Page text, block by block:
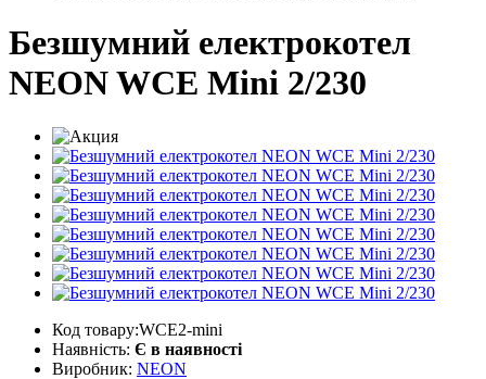
Безшумний електрокотел
NEON WCE Mini 2/230
Код товару:WCE2-mini
Наявність: Є в наявності
Виробник: NEON